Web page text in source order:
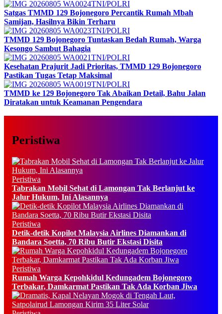
TNI/POLRI
Satgas TMMD 129 Bojonegoro Percantik Rumah Mbah
Samijan, Hasilnya Bikin Terharu
TNI/POLRI
TMMD 129 Bojonegoro Tuntaskan Bedah Rumah, Warga
Kesongo Sambut Bahagia
TNI/POLRI
Kesehatan Prajurit Jadi Prioritas, TMMD 129 Bojonegoro
Pastikan Tugas Tetap Maksimal
TNI/POLRI
TMMD ke 129 Bojonegoro Tak Abaikan Detail, Bahu Jalan
Diratakan untuk Keamanan Pengendara
Peristiwa
Peristiwa
Tabrakan Mobil Sehat di Lamongan Tak Berlanjut ke
Jalur Hukum, Ini Alasannya
Peristiwa
Detik-detik Kopilot Malaysia Airlines Diamankan di
Bandara Soetta, 70 Ribu Butir Ekstasi Disita
Peristiwa
Rumah Warga Kepohkidul Kedungadem Bojonegoro
Terbakar, Damkarmat Pastikan Tak Ada Korban Jiwa